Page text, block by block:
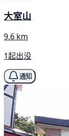
大室山
9.6 km
1起出没
通知